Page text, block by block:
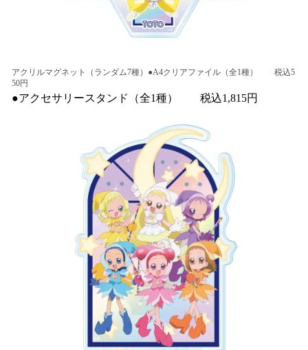
アクリルマグネット（ランダム7種）●A4クリアファイル（全1種） 税込5
50円
●アクセサリースタンド（全1種） 税込1,815円